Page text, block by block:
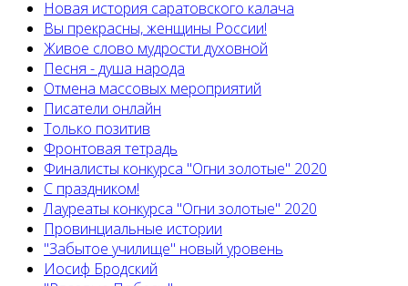
Новая история саратовского калача
Вы прекрасны, женщины России!
Живое слово мудрости духовной
Песня - душа народа
Отмена массовых мероприятий
Писатели онлайн
Только позитив
Фронтовая тетрадь
Финалисты конкурса "Огни золотые" 2020
С праздником!
Лауреаты конкурса "Огни золотые" 2020
Провинциальные истории
"Забытое училище" новый уровень
Иосиф Бродский